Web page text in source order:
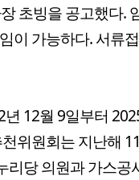
초빙을 공고했다.
이 가능하다. 서류
12월 9일부터
위원회는 지난해
리당 의원과 가스공